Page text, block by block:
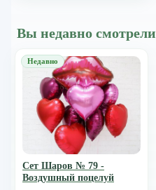
Вы недавно смотрели
Сет Шаров № 79 -
Воздушный поцелуй